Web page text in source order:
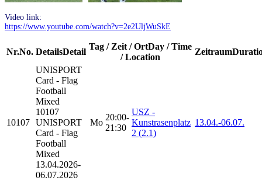
Video link:
https://www.youtube.com/watch?v=2e2UljWuSkE
Nr.No. DetailsDetail
Tag / Zeit / OrtDay / Time
/ Location
Zeitraum
10107
UNISPORT
Card - Flag
Football
Mixed
10107
UNISPORT
Card - Flag
Football
Mixed
13.04.2026-
06.07.2026
Mo
20:00-
21:30
USZ -
Kunstrasenplatz
2 (2.1)
13.04.-06.07.